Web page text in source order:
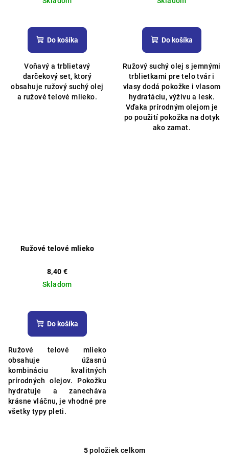
Do košíka
Voňavý a trblietavý
darčekový set, ktorý
obsahuje ružový suchý olej
a ružové telové mlieko.
hodnotenie
produktu
z
5
hviezdičiek.
Do košíka
Ružový suchý olej s jemnými
trblietkami pre telo tvár i
vlasy dodá pokožke i vlasom
hydratáciu, výživu a lesk.
Vďaka prírodným olejom je
po použití pokožka na dotyk
ako zamat.
Ružové telové mlieko
8,40 €
Skladom
Do košíka
Ružové telové mlieko
obsahuje úžasnú
kombináciu kvalitných
prírodných olejov. Pokožku
hydratuje a zanecháva
krásne vláčnu, je vhodné pre
všetky typy pleti.
O
5položiek celkom